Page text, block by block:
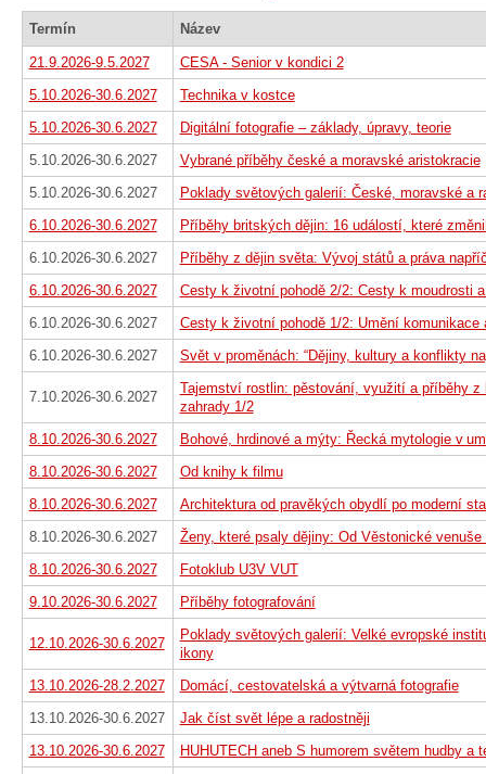
Termín Název
21.9.2026-9.5.2027
CESA - Senior v kondici 2
5.10.2026-30.6.2027
Technika v kostce
5.10.2026-30.6.2027
Digitální fotografie – základy, úpravy, teorie
5.10.2026-30.6.2027
Vybrané příběhy české a moravské aristokracie
5.10.2026-30.6.2027
Poklady světových galerií: České, moravské a
6.10.2026-30.6.2027
Příběhy britských dějin: 16 událostí, které
6.10.2026-30.6.2027
Příběhy z dějin světa: Vývoj států a práva
6.10.2026-30.6.2027
Cesty k životní pohodě 2/2: Cesty k moudrosti
6.10.2026-30.6.2027
Cesty k životní pohodě 1/2: Umění komunikace
6.10.2026-30.6.2027
Svět v proměnách: “Dějiny, kultury a konflikty
7.10.2026-30.6.2027
Tajemství rostlin: pěstování, využití a příběhy z
zahrady 1/2
8.10.2026-30.6.2027
Bohové, hrdinové a mýty: Řecká mytologie v
8.10.2026-30.6.2027
Od knihy k filmu
8.10.2026-30.6.2027
Architektura od pravěkých obydlí po moderní
8.10.2026-30.6.2027
Ženy, které psaly dějiny: Od Věstonické venuše
8.10.2026-30.6.2027
Fotoklub U3V VUT
9.10.2026-30.6.2027
Příběhy fotografování
12.10.2026-30.6.2027
Poklady světových galerií: Velké evropské
ikony
13.10.2026-28.2.2027
Domácí, cestovatelská a výtvarná fotografie
13.10.2026-30.6.2027
Jak číst svět lépe a radostněji
13.10.2026-30.6.2027
HUHUTECH aneb S humorem světem hudby a